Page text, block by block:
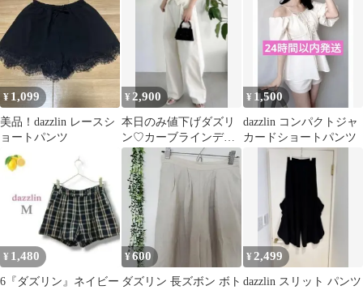
ールイエロー
¥ 1,099
美品！dazzlin レースシ
ョートパンツ
¥ 2,900
本日のみ値下げダズリ
ン♡カーブラインデニ
ムパンツ XS
¥ 1,500
dazzlin コンパクトジャ
カードショートパンツ
¥ 1,480
6『ダズリン』ネイビー
¥600
ダズリン 長ズボン ボト
¥ 2,499
dazzlin スリット パンツ